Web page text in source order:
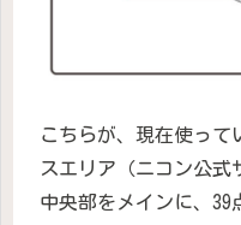
こちらが、現在使って
スエリア（ニコン公式
中央部をメインに、39